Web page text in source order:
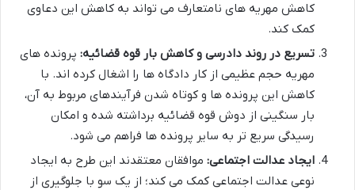
کاهش مهریه های نامتعارف می تواند به کاهش این دعاوی
کمک کند.
تسریع در روند دادرسی و کاهش بار قوه قضائیه: پرونده های
مهریه حجم عظیمی از کار دادگاه ها را اشغال کرده اند. با
کاهش این پرونده ها و کوتاه شدن فرآیندهای مربوط به آن،
بار سنگینی از دوش قوه قضائیه برداشته شده و امکان
رسیدگی سریع تر به سایر پرونده ها فراهم می شود.
ایجاد عدالت اجتماعی: موافقان معتقدند این طرح به ایجاد
نوعی عدالت اجتماعی کمک می کند؛ از یک سو با جلوگیری از